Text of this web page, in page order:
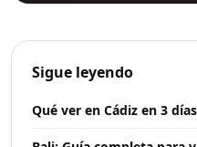
Sigue leyendo
Qué ver en Cádiz en 3 días